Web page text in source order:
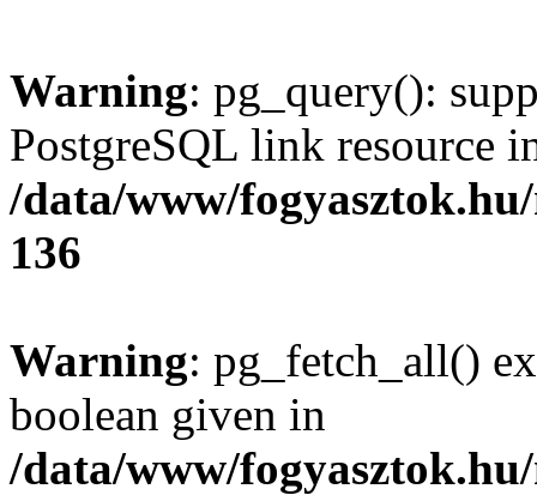
Warning: pg_query():
PostgreSQL link resource
/data/www/
136
Warning: pg_fetch_all()
boolean given in
/data/www/